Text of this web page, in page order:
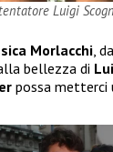
Luigi
Morlacchi ,
bellezza di
possa metterci